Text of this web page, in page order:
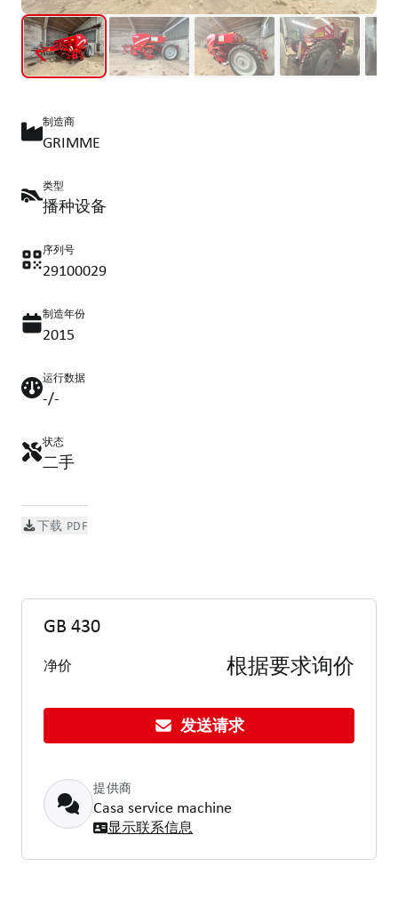
制造商
GRIMME
类型
播种设备
序列号
29100029
制造年份
2015
运行数据
-/-
状态
二手
下载 PDF
GB 430
净价 根据要求询价
发送请求
提供商
Casa service machine
显示联系信息